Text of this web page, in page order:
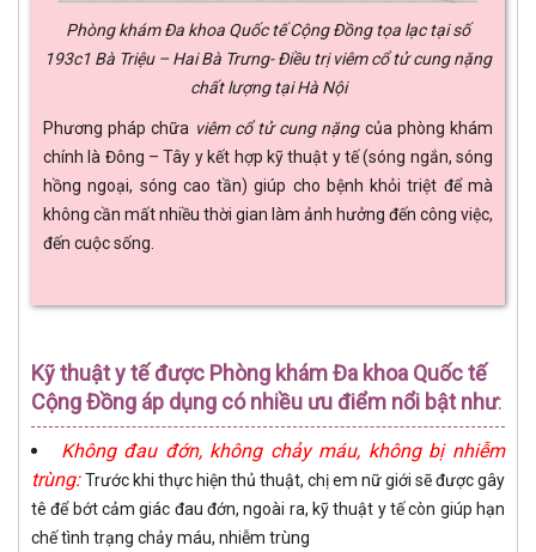
Phòng khám Đa khoa Quốc tế Cộng Đồng tọa lạc tại số
193c1 Bà Triệu – Hai Bà Trưng- Điều trị viêm cổ tử cung nặng
chất lượng tại Hà Nội
Phương pháp chữa viêm cổ tử cung nặngcủa phòng khám
chính là Đông – Tây y kết hợp kỹ thuật y tế (sóng ngắn, sóng
hồng ngoại, sóng cao tần) giúp cho bệnh khỏi triệt để mà
không cần mất nhiều thời gian làm ảnh hưởng đến công việc,
đến cuộc sống.
Kỹ thuật y tế được Phòng khám Đa khoa Quốc tế
Cộng Đồng áp dụng có nhiều ưu điểm nổi bật như:
Không đau đớn, không chảy máu, không bị nhiễm
trùng:Trước khi thực hiện thủ thuật, chị em nữ giới sẽ được gây
tê để bớt cảm giác đau đớn, ngoài ra, kỹ thuật y tế còn giúp hạn
chế tình trạng chảy máu, nhiễm trùng